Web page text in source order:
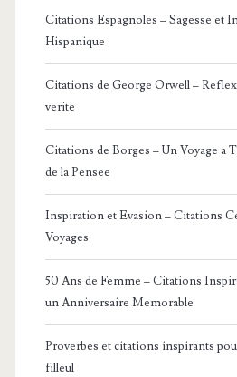
Citations Espagnoles – Sagesse et
Hispanique
Citations de George Orwell –
verite
Citations de Borges – Un Voyage a
de la Pensee
Inspiration et Evasion – Citations
Voyages
50 Ans de Femme – Citations
un Anniversaire Memorable
Proverbes et citations inspirants
filleul